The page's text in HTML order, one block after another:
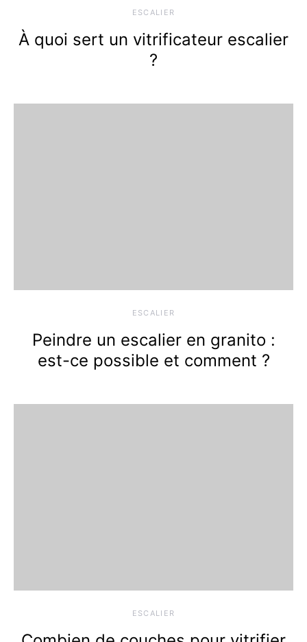
ESCALIER
À quoi sert un vitrificateur escalier
?
ESCALIER
Peindre un escalier en granito :
est-ce possible et comment ?
ESCALIER